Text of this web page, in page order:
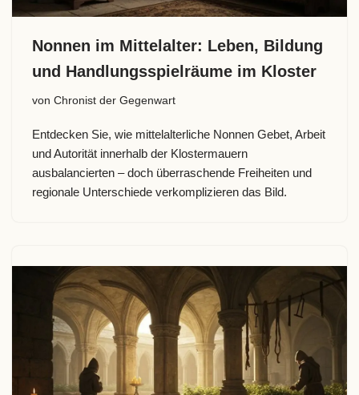
Nonnen im Mittelalter: Leben, Bildung
und Handlungsspielräume im Kloster
von Chronist der Gegenwart
Entdecken Sie, wie mittelalterliche Nonnen Gebet, Arbeit
und Autorität innerhalb der Klostermauern
ausbalancierten – doch überraschende Freiheiten und
regionale Unterschiede verkomplizieren das Bild.